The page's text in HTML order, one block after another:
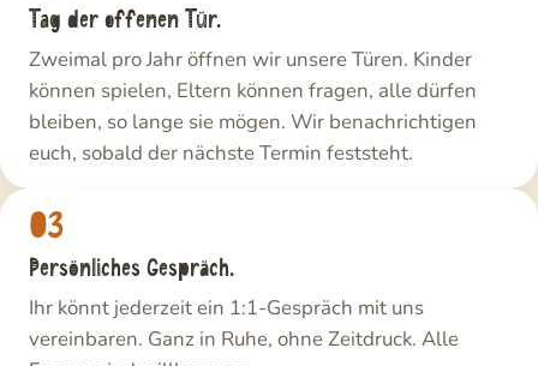
Tag der offenen Tür.
Zweimal pro Jahr öffnen wir unsere Türen. Kinder
können spielen, Eltern können fragen, alle dürfen
bleiben, so lange sie mögen. Wir benachrichtigen
euch, sobald der nächste Termin feststeht.
03
Persönliches Gespräch.
Ihr könnt jederzeit ein 1:1-Gespräch mit uns
vereinbaren. Ganz in Ruhe, ohne Zeitdruck. Alle